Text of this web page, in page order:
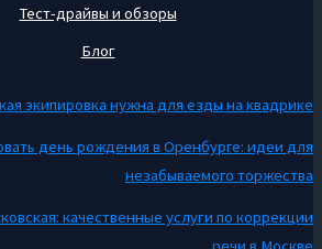
Тест-драйвы и обзоры
Блог
экипировка нужна для езды на квадрике
день рождения в Оренбурге: идеи для
незабываемого торжества
качественные услуги по коррекции